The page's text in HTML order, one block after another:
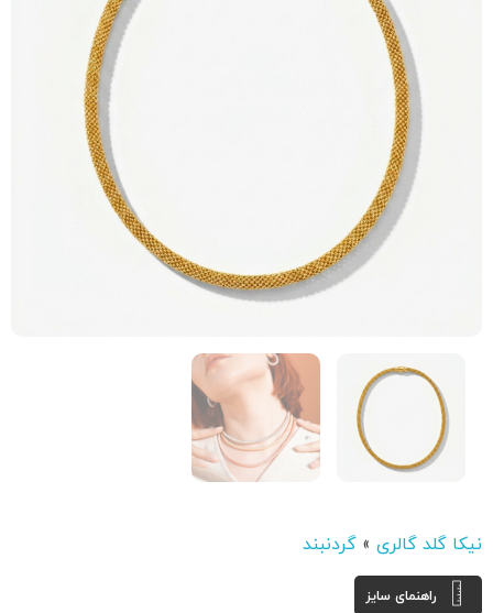
نیکا گلد گالری » گردنبند
راهنمای سایز